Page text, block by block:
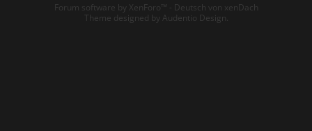
Forum software by XenForo™ - Deutsch von xenDach
Theme designed by Audentio Design.